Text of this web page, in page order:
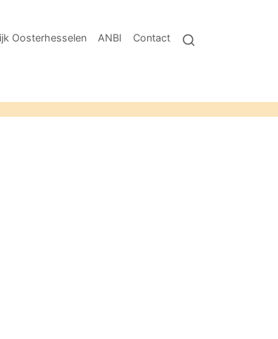
Oosterhesselen ANBI Contact